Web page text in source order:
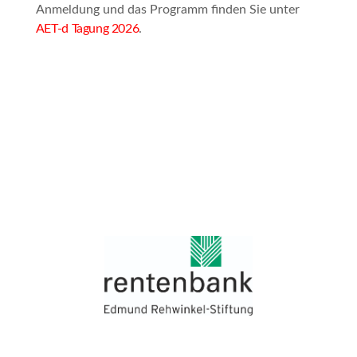
Anmeldung und das Programm finden Sie unter
AET-d Tagung 2026.